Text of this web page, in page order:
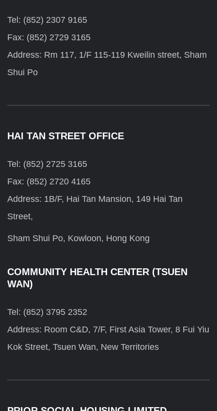
Tel: (852) 2307 9165
Fax: (852) 2729 3165
Address: Rm 117, 1/F 115-119 Kweilin street, Sham
Shui Po
HAI TAN STREET OFFICE
Tel: (852) 2725 3165
Fax: (852) 2720 4165
Address: 1B/F, Hai Tan Mansion, 149 Hai Tan
Street,
Sham Shui Po, Kowloon, Hong Kong
COMMUNITY HEALTH CENTER (TSUEN
WAN)
Tel: (852) 3795 2352
Address: Room C&D, 7/F, First Asia Tower, 8 Fui Yiu
Kok Street, Tsuen Wan, New Territories